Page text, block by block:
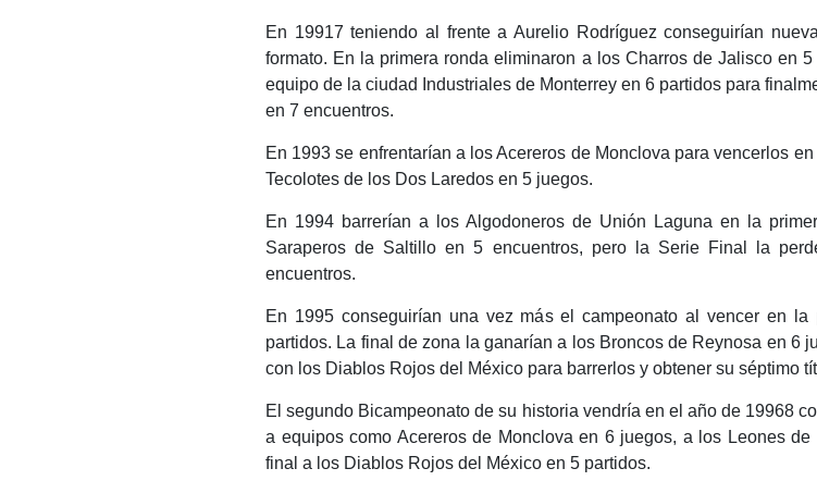
En 19917​ teniendo al frente a Aurelio Rodríguez conseguirían
formato. En la primera ronda eliminaron a los Charros de Jalisco en
equipo de la ciudad Industriales de Monterrey en 6 partidos para
en 7 encuentros.
En 1993 se enfrentarían a los Acereros de Monclova para vencerlos
Tecolotes de los Dos Laredos en 5 juegos.
En 1994 barrerían a los Algodoneros de Unión Laguna en la
Saraperos de Saltillo en 5 encuentros, pero la Serie Final la
encuentros.
En 1995 conseguirían una vez más el campeonato al vencer en
partidos. La final de zona la ganarían a los Broncos de Reynosa en 6
con los Diablos Rojos del México para barrerlos y obtener su séptimo
El segundo Bicampeonato de su historia vendría en el año de 19968​
a equipos como Acereros de Monclova en 6 juegos, a los Leones
final a los Diablos Rojos del México en 5 partidos.